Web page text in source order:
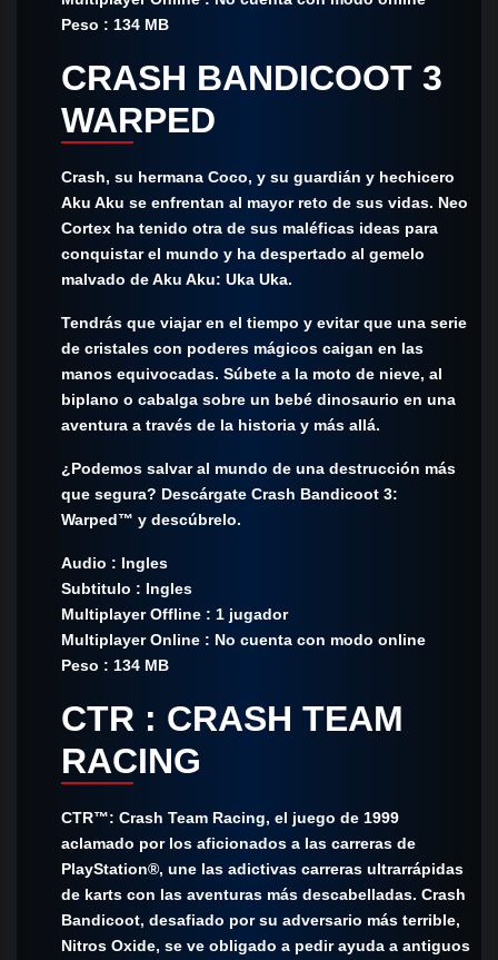
Peso : 134 MB
CRASH BANDICOOT 3
WARPED
Crash, su hermana Coco, y su guardián y hechicero
Aku Aku se enfrentan al mayor reto de sus vidas. Neo
Cortex ha tenido otra de sus maléficas ideas para
conquistar el mundo y ha despertado al gemelo
malvado de Aku Aku: Uka Uka.
Tendrás que viajar en el tiempo y evitar que una serie
de cristales con poderes mágicos caigan en las
manos equivocadas. Súbete a la moto de nieve, al
biplano o cabalga sobre un bebé dinosaurio en una
aventura a través de la historia y más allá.
¿Podemos salvar al mundo de una destrucción más
que segura? Descárgate Crash Bandicoot 3:
Warped™ y descúbrelo.
Audio : Ingles
Subtitulo : Ingles
Multiplayer Offline : 1 jugador
Multiplayer Online : No cuenta con modo online
Peso : 134 MB
CTR : CRASH TEAM
RACING
CTR™: Crash Team Racing, el juego de 1999
aclamado por los aficionados a las carreras de
PlayStation®, une las adictivas carreras ultrarrápidas
de karts con las aventuras más descabelladas. Crash
Bandicoot, desafiado por su adversario más terrible,
Nitros Oxide, se ve obligado a pedir ayuda a antiguos